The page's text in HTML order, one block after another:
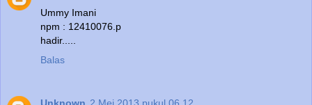
Ummy Imani
npm : 12410076.p
hadir.....
Balas